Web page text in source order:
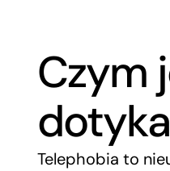
Czym
Telephobia to